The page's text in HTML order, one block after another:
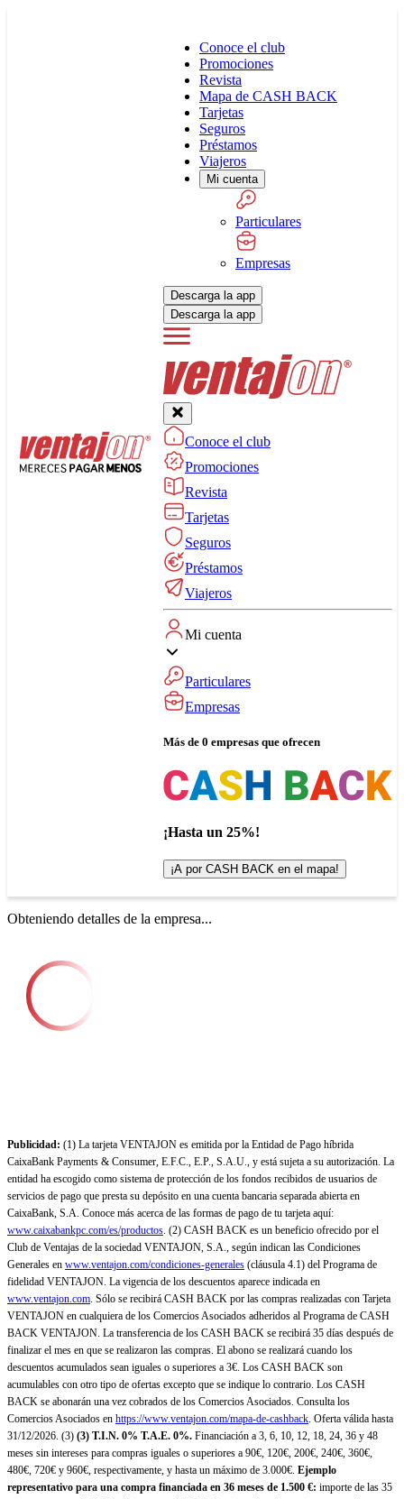
Conoce el club
Promociones
Revista
Mapa de CASH BACK
Tarjetas
Seguros
Préstamos
Viajeros
Mi cuenta
Particulares
Empresas
Descarga la app
Descarga la app
Conoce el club
Promociones
Revista
Tarjetas
Seguros
Préstamos
Viajeros
Mi cuenta
Particulares
Empresas
Más de 0 empresas que ofrecen
¡Hasta un 25%!
¡A por CASH BACK en el mapa!
Obteniendo detalles de la empresa...
Publicidad: (1) La tarjeta VENTAJON es emitida por la Entidad de Pago híbrida
CaixaBank Payments & Consumer, E.F.C., E.P., S.A.U., y está sujeta a su autorización. La
entidad ha escogido como sistema de protección de los fondos recibidos de usuarios de
servicios de pago que presta su depósito en una cuenta bancaria separada abierta en
CaixaBank, S.A. Conoce más acerca de las formas de pago de tu tarjeta aquí:
www.caixabankpc.com/es/productos. (2) CASH BACK es un beneficio ofrecido por el
Club de Ventajas de la sociedad VENTAJON, S.A., según indican las Condiciones
Generales en www.ventajon.com/condiciones-generales (cláusula 4.1) del Programa de
fidelidad VENTAJON. La vigencia de los descuentos aparece indicada en
www.ventajon.com. Sólo se recibirá CASH BACK por las compras realizadas con Tarjeta
VENTAJON en cualquiera de los Comercios Asociados adheridos al Programa de CASH
BACK VENTAJON. La transferencia de los CASH BACK se recibirá 35 días después de
finalizar el mes en que se realizaron las compras. El abono se realizará cuando los
descuentos acumulados sean iguales o superiores a 3€. Los CASH BACK son
acumulables con otro tipo de ofertas excepto que se indique lo contrario. Los CASH
BACK se abonarán una vez cobrados de los Comercios Asociados. Consulta los
Comercios Asociados en https://www.ventajon.com/mapa-de-cashback. Oferta válida hasta
31/12/2026. (3) (3) T.I.N. 0% T.A.E. 0%. Financiación a 3, 6, 10, 12, 18, 24, 36 y 48
meses sin intereses para compras iguales o superiores a 90€, 120€, 200€, 240€, 360€,
480€, 720€ y 960€, respectivamente, y hasta un máximo de 3.000€. Ejemplo
representativo para una compra financiada en 36 meses de 1.500 €: importe de las 35